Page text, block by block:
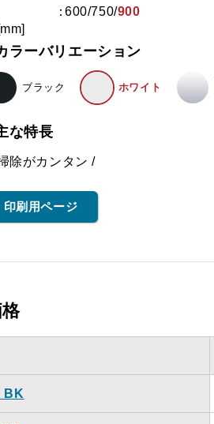
600/750/900
ラーバリエーション
ブラック ホワイト
な特長
除がカンタン
印刷用ページ
BK